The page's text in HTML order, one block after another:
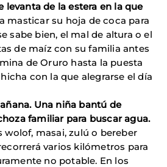
levanta de la estera en la que
masticar su hoja de coca para
sabe bien, el mal de altura o el
de maíz con su familia antes
de Oruro hasta la puesta
con la que alegrarse el día
Una niña bantú de
familiar para buscar agua.
wolof, masai, zulú o bereber
varios kilómetros para
no potable. En los